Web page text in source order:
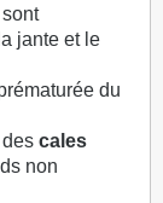
jante et le
du
cales
non